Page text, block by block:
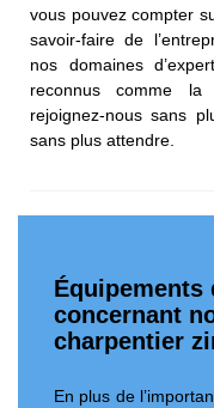
vous pouvez compter
savoir-faire de
nos domaines
reconnus comme la
rejoignez-nous sans
sans plus attendre.
concernant
charpentier
En plus de